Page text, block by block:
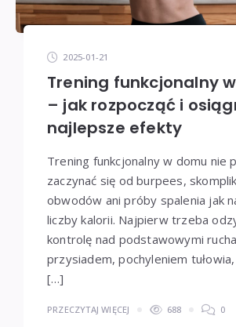
2025-01-21
Trening funkcjonalny
– jak rozpocząć i
najlepsze efekty
Trening funkcjonalny w domu nie
zaczynać się od burpees,
obwodów ani próby spalenia jak
liczby kalorii. Najpierw trzeba
kontrolę nad podstawowymi
przysiadem, pochyleniem
[…]
PRZECZYTAJ WIĘCEJ 688 0